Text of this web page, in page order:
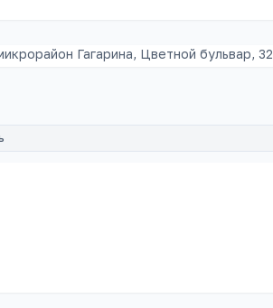
Гагарина, Цветной бульвар, 32